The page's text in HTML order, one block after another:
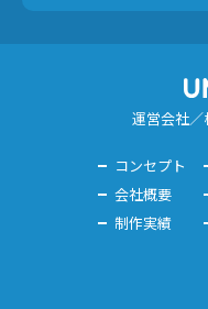
運営会社／
コンセプト
会社概要
制作実績